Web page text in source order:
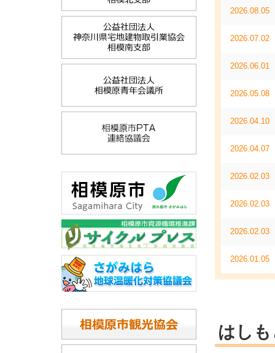
2026.08.05
2026.07.02
2026.06.01
2026.05.08
2026.04.10
2026.04.07
2026.02.03
2026.02.03
2026.02.03
2026.01.05
2025.12.10
はし